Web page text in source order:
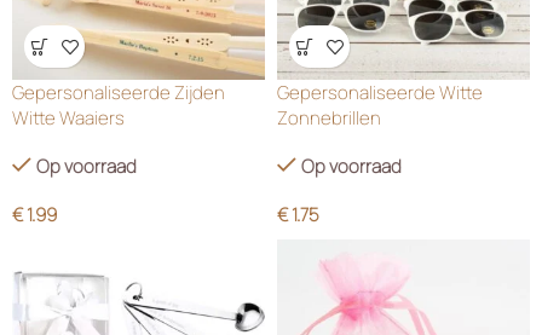
Wensenlijst
Gepersonaliseerde Zijden
Witte Waaiers
Op voorraad
€1.99
Wensenlijst
Gepersonaliseerde Witte
Zonnebrillen
Op voorraad
€1.75